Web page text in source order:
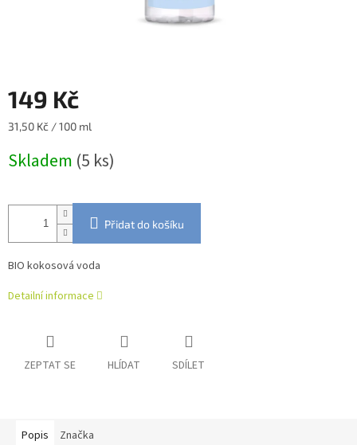
149 Kč
Měrná
31,50 Kč / 100 ml
Skladem (5 ks)
Přidat do košíku
BIO kokosová voda
Detailní informace
ZEPTAT SE HLÍDAT SDÍLET
Popis Značka